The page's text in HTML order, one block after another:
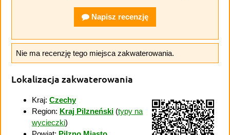
Napisz recenzję
Nie ma recenzję tego miejsca zakwaterowania.
Lokalizacja zakwaterowania
Kraj: Czechy
Region: Kraj Pilzneński (typy na
wycieczki)